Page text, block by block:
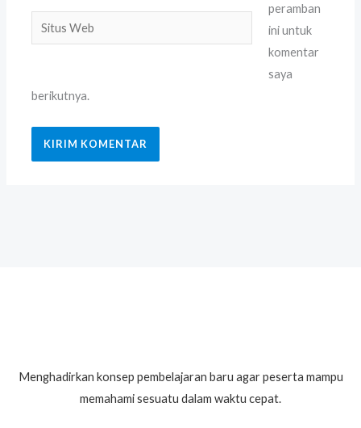
Situs
Web
peramban
ini untuk
komentar
saya
berikutnya.
Menghadirkan konsep pembelajaran baru agar peserta mampu
memahami sesuatu dalam waktu cepat.